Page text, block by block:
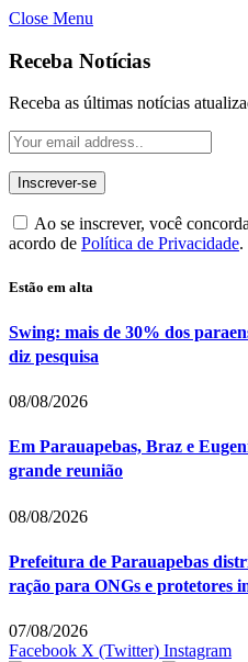
Close Menu
Receba Notícias
Receba as últimas notícias
Ao se inscrever, você
acordo de Política de Privacidade.
Estão em alta
Swing: mais de 30% dos
diz pesquisa
08/08/2026
Em Parauapebas, Braz e
grande reunião
08/08/2026
Prefeitura de Parauapebas
ração para ONGs e protetores
07/08/2026
Facebook X (Twitter) Instagram